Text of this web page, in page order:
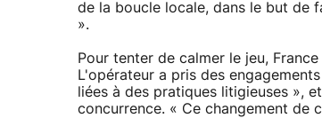
de la boucle locale, dans le but de
».
Pour tenter de calmer le jeu,
L'opérateur a pris des
liées à des pratiques litigieuses »,
concurrence. « Ce changement de